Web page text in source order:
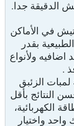
في الأماكن
بقدر
اضافيه ولأنواع
.
لمبات الزئبق
النتائج بأقل
الكهربائية،
واختيار